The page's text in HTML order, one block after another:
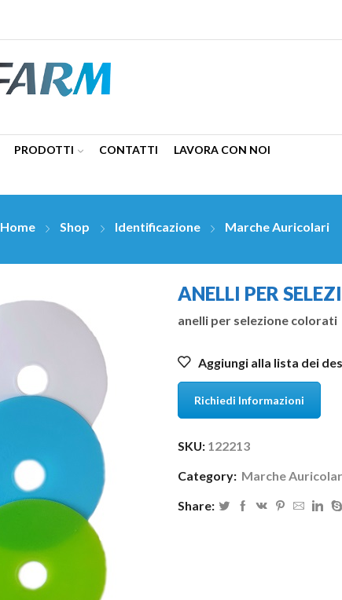
PRODOTTI CONTATTI LAVORA CON NOI
Home Shop Identificazione Marche Auricolari
ANELLI PER
anelli per selezione colorati
Aggiungi alla lista dei
Richiedi Informazioni
SKU: 122213
Category: Marche
Share: